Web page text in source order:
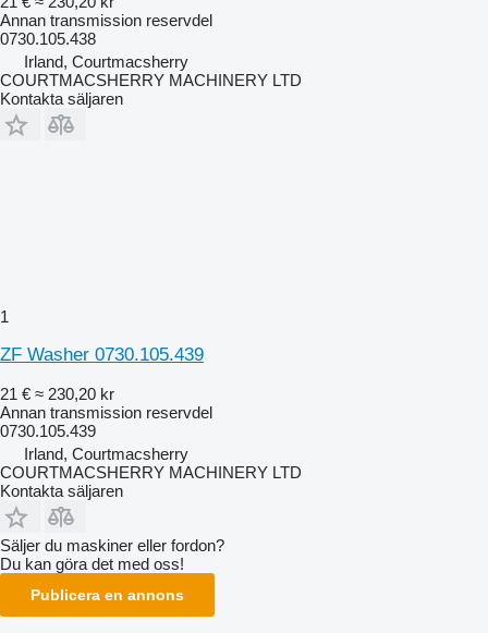
Annan transmission reservdel
0730.105.438
Irland, Courtmacsherry
COURTMACSHERRY MACHINERY LTD
Kontakta säljaren
1
ZF Washer 0730.105.439
21 € ≈ 230,20 kr
Annan transmission reservdel
0730.105.439
Irland, Courtmacsherry
COURTMACSHERRY MACHINERY LTD
Kontakta säljaren
Säljer du maskiner eller fordon?
Du kan göra det med oss!
Publicera en annons